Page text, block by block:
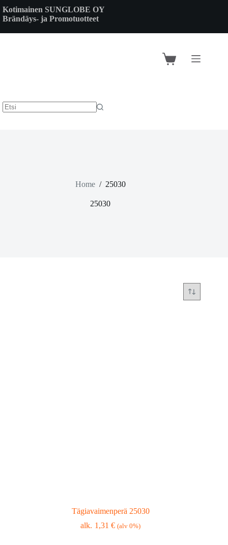
to
content
Kotimainen SUNGLOBE OY
Brändäys- ja Promotuotteet
Shopping
Home / 25030
25030
Tägiavaimenperä 25030
1,31€ (alv 0%)